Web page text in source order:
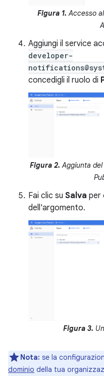
Figura 1. Accesso
Aggiungi il service
developer-
concedigli il ruolo di
Figura 2. Aggiunta
Fai clic su Salva per
dell'argomento.
Figura 3.
Nota: se la
dominio della tua